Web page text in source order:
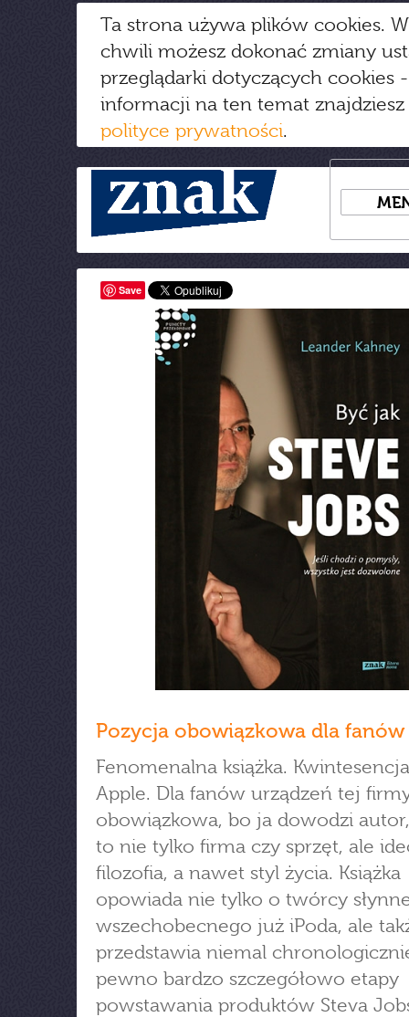
Ta strona używa plików cookies.
chwili możesz dokonać zmiany
przeglądarki dotyczących cookies
informacji na ten temat
polityce prywatności.
Save
Pozycja obowiązkowa dla fanów
Fenomenalna książka.
Apple. Dla fanów urządzeń tej
obowiązkowa, bo ja dowodzi
to nie tylko firma czy sprzęt, ale
filozofia, a nawet styl życia. Książka
opowiada nie tylko o twórcy
wszechobecnego już iPoda, ale
przedstawia niemal
pewno bardzo szczegółowo etapy
powstawania produktów Steva